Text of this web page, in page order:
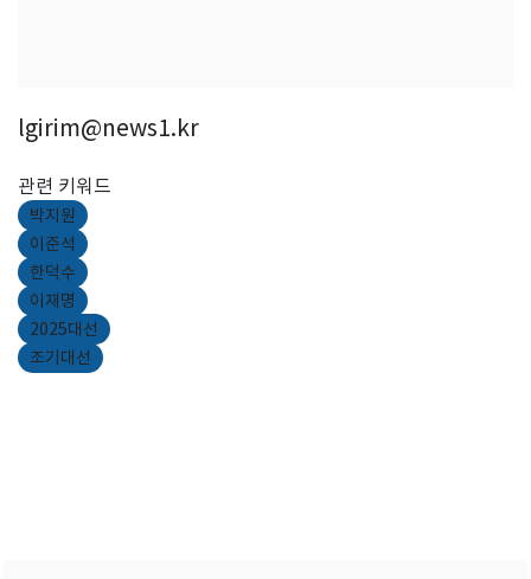
lgirim@news1.kr
관련 키워드
박지원
이준석
한덕수
이재명
2025대선
조기대선